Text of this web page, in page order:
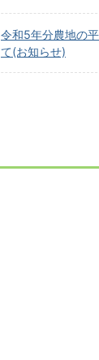
令和5年分農地の
て(お知らせ)